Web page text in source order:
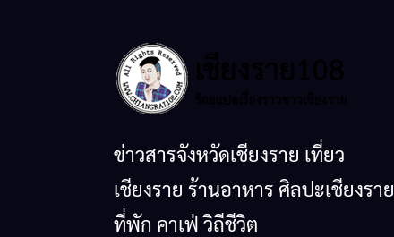
ข่าวสารจังหวัดเชียงราย เที่ยว
เชียงราย ร้านอาหาร ศิลปะเชียงราย
ที่พัก คาเฟ่ วิถีชีวิต